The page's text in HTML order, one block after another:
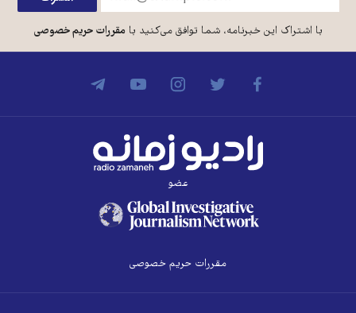
با اشتراک این خبرنامه، شما توافق می‌کنید بامقررات حریم خصوصی
عضو
مقررات حریم خصوصی